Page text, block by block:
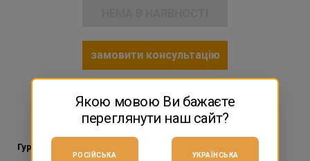
замовити консультацію
Поділитися з друзями:
Гуртова ціна від палети.
Якою мовою Ви бажаєте
переглянути наш сайт?
РОСІЙСЬКА УКРАЇНСЬКА